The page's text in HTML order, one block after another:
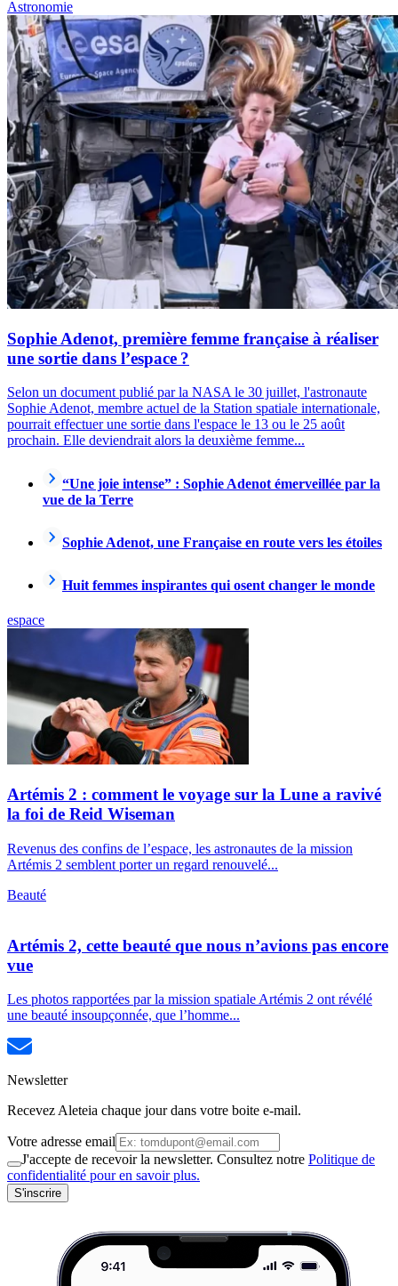
Astronomie
Sophie Adenot, première femme française à réaliser
une sortie dans l’espace ?
Selon un document publié par la NASA le 30 juillet, l'astronaute
Sophie Adenot, membre actuel de la Station spatiale internationale,
pourrait effectuer une sortie dans l'espace le 13 ou le 25 août
prochain. Elle deviendrait alors la deuxième femme...
“Une joie intense” : Sophie Adenot émerveillée par la
vue de la Terre
Sophie Adenot, une Française en route vers les étoiles
Huit femmes inspirantes qui osent changer le monde
espace
Artémis 2 : comment le voyage sur la Lune a ravivé
la foi de Reid Wiseman
Revenus des confins de l’espace, les astronautes de la mission
Artémis 2 semblent porter un regard renouvelé...
Beauté
Artémis 2, cette beauté que nous n’avions pas encore
vue
Les photos rapportées par la mission spatiale Artémis 2 ont révélé
une beauté insoupçonnée, que l’homme...
Newsletter
Recevez Aleteia chaque jour dans votre boite e-mail.
Votre adresse email
J'accepte de recevoir la newsletter. Consultez notre Politique de
confidentialité pour en savoir plus.
S'inscrire